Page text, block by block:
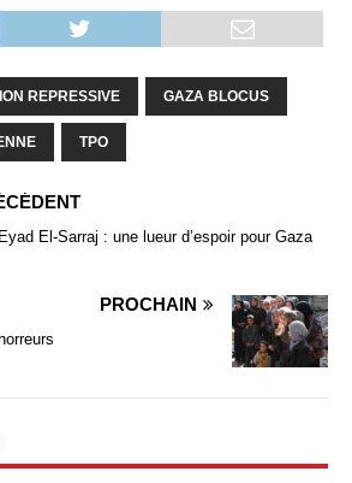
REPRESSIVE GAZA BLOCUS
TPO
El-Sarraj : une lueur d’espoir pour Gaza
PROCHAIN